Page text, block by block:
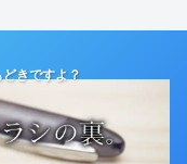
きですよ？